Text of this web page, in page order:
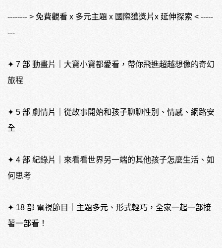
-------- > 免費觀看 x 多元主題 x 國際獲獎片x 延伸探索 < -----
---
✦ 7 部 動畫片｜大寶小寶都愛看，帶你飛進超越想像的奇幻
旅程
✦ 5 部 劇情片｜從故事開始和孩子聊聊性別、情感、網路安
全
✦ 4 部 紀錄片｜來看看世界另一端的其他孩子怎麼生活、如
何思考
✦ 18 部 電視節目｜主題多元、形式輕巧，全家一起一部接
著一部看！